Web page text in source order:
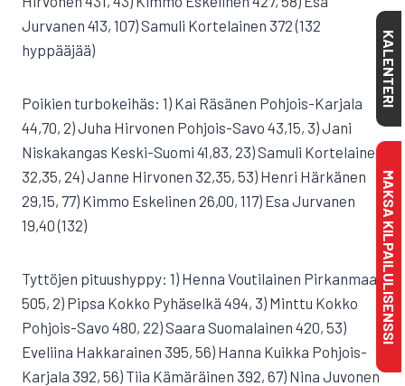
Jurvanen 413, 107) Samuli Kortelainen 372 (132
hyppääjää)
Poikien turbokeihäs: 1) Kai Räsänen Pohjois-Karjala
44,70, 2) Juha Hirvonen Pohjois-Savo 43,15, 3) Jani
Niskakangas Keski-Suomi 41,83, 23) Samuli Kortelainen
32,35, 24) Janne Hirvonen 32,35, 53) Henri Härkänen
29,15, 77) Kimmo Eskelinen 26,00, 117) Esa Jurvanen
19,40 (132)
Tyttöjen pituushyppy: 1) Henna Voutilainen Pirkanmaa
505, 2) Pipsa Kokko Pyhäselkä 494, 3) Minttu Kokko
Pohjois-Savo 480, 22) Saara Suomalainen 420, 53)
Eveliina Hakkarainen 395, 56) Hanna Kuikka Pohjois-
Karjala 392, 56) Tiia Kämäräinen 392, 67) Nina Juvonen
KALENTERI
MAKSA KILPAILULISENSSI